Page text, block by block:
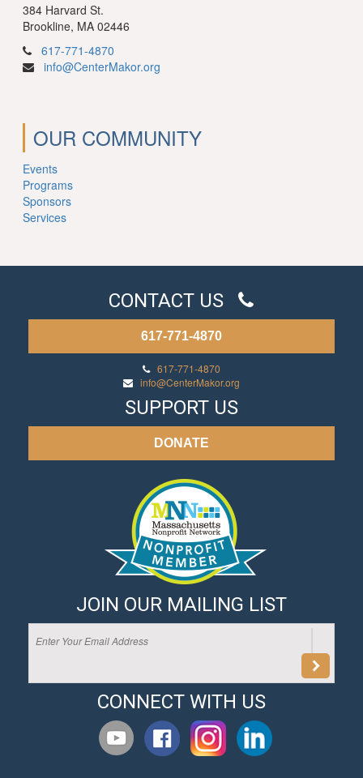
384 Harvard St.
Brookline, MA 02446
617-771-4870
info@CenterMakor.org
OUR COMMUNITY
Events
Programs
Sponsors
Services
CONTACT US
617-771-4870
617-771-4870
info@CenterMakor.org
SUPPORT US
DONATE
JOIN OUR MAILING LIST
CONNECT WITH US